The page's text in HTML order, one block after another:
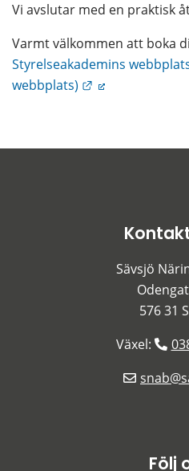
Vi avslutar med en praktisk
Styrelseakademins
webbplats)
Länk till annan
Sävsjö
576 31
Växel:
Följ